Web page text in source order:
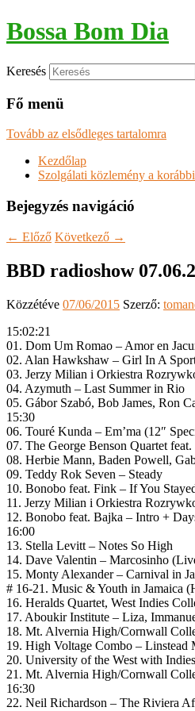
Bossa Bom Dia
Keresés
Fő menü
Tovább az elsődleges tartalomra
Kezdőlap
Szolgálati közlemény a
Bejegyzés navigáció
← Előző Következő →
BBD radioshow
Közzétéve 07/06/2015 Szerző:
15:02:21
01. Dom Um Romao – Amor en
02. Alan Hawkshaw – Girl In A
03. Jerzy Milian i Orkiestra
04. Azymuth – Last Summer in Rio
05. Gábor Szabó, Bob James, Ron
15:30
06. Touré Kunda – Em’ma (12″
07. The George Benson Quartet
08. Herbie Mann, Baden Powell,
09. Teddy Rok Seven – Steady
10. Bonobo feat. Fink – If You
11. Jerzy Milian i Orkiestra
12. Bonobo feat. Bajka – Intro +
16:00
13. Stella Levitt – Notes So High
14. Dave Valentin – Marcosinho
15. Monty Alexander – Carnival in
# 16-21. Music & Youth in Jamaica
16. Heralds Quartet, West Indies
17. Aboukir Institute – Liza,
18. Mt. Alvernia High/Cornwall
19. High Voltage Combo – Linstead
20. University of the West with
21. Mt. Alvernia High/Cornwall
16:30
22. Neil Richardson – The Riviera